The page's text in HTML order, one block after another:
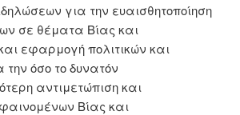
για την ευαισθητοποίηση
σε θέματα Βίας και
εφαρμογή πολιτικών και
την όσο το δυνατόν
αντιμετώπιση και
Βίας και